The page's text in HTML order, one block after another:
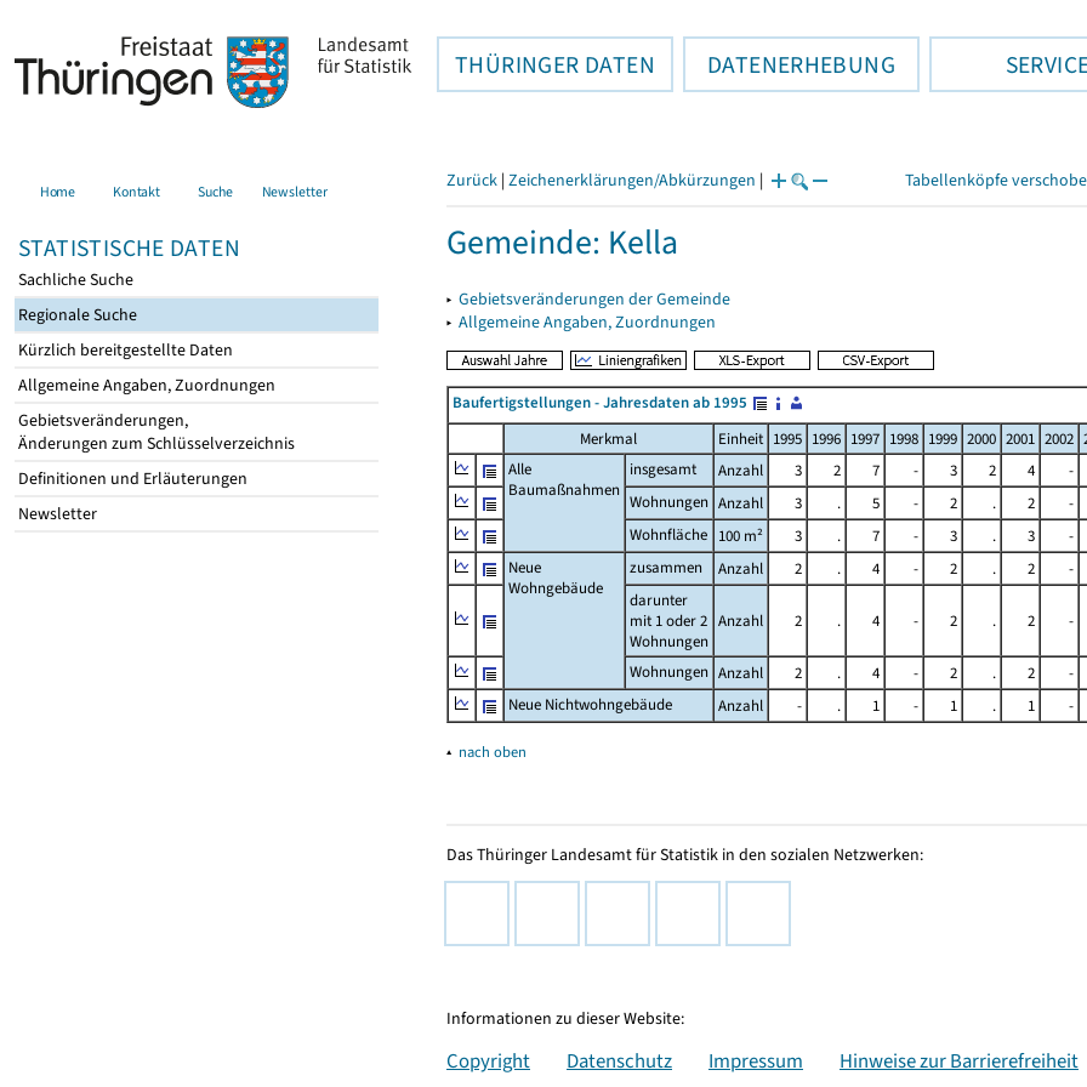
THÜRINGER DATEN DATENERHEBUNG
Home Kontakt Suche Newsletter
STATISTISCHE DATEN
Sachliche Suche
Regionale Suche
Kürzlich bereitgestellte Daten
Allgemeine Angaben, Zuordnungen
Gebietsveränderungen,
Änderungen zum Schlüsselverzeichnis
Definitionen und Erläuterungen
Newsletter
Zurück | Zeichenerklärungen/Abkürzungen | Tabellenköpfe
Gemeinde: Kella
▸ Gebietsveränderungen der Gemeinde
▸ Allgemeine Angaben, Zuordnungen
Baufertigstellungen - Jahresdaten ab 1995
Merkmal
Einheit 1995 1996 1997 1998 1999 2000 2001 2002
Alle
Baumaßnahmen
insgesamt Anzahl 3 2 7 - 3 2 4 -
Wohnungen Anzahl 3 . 5 - 2 . 2 -
Wohnfläche 100 m² 3 . 7 - 3 . 3 -
Neue
Wohngebäude
zusammen Anzahl 2 . 4 - 2 . 2 -
darunter
mit 1 oder 2
Wohnungen
Anzahl 2 . 4 - 2 . 2 -
Wohnungen Anzahl 2 . 4 - 2 . 2 -
Neue Nichtwohngebäude
Anzahl - . 1 - 1 . 1 -
▴ nach oben
Das Thüringer Landesamt für Statistik in den sozialen Netzwerken:
Informationen zu dieser Website:
Copyright Datenschutz Impressum Hinweise zur Barrierefreiheit